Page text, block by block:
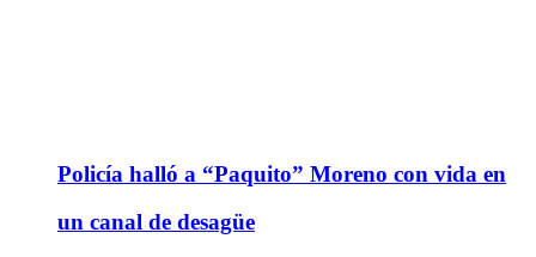
Policía halló a “Paquito” Moreno con vida en
un canal de desagüe